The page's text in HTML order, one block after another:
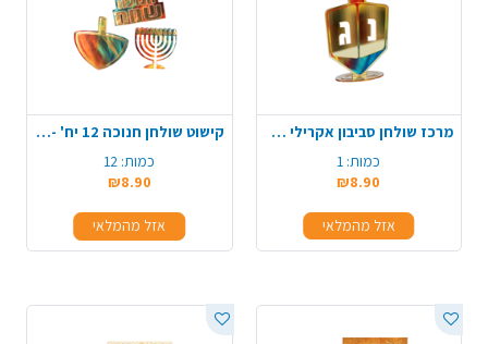
מרכז שולחן סביבון אקרילי לחנוכה - צבעוני
כמות: 1
₪8.90
אזל מהמלאי
קישוט שולחן חנוכה 12 יח' - צבעוני
כמות: 12
₪8.90
אזל מהמלאי